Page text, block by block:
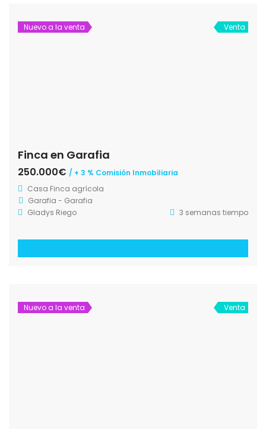
Nuevo a la venta Venta
Finca en Garafia
250.000€ / + 3 % Comisión Inmobiliaria
Casa Finca agrícola
Garafia - Garafia
Gladys Riego
3 semanas tiempo
Nuevo a la venta Venta